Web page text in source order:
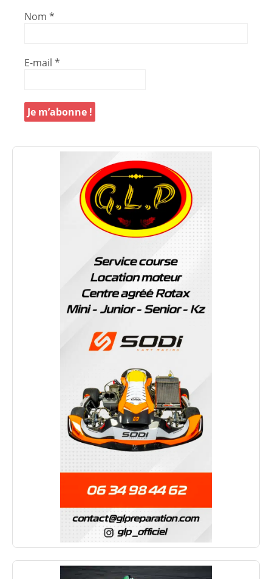
Nom *
E-mail *